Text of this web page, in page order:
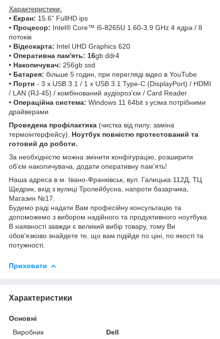
Характеристики:
• Екран: 15.6” FullHD ips
• Процесор: Intel® Core™ i5-8265U 1.60-3.9 GHz 4 ядра / 8
потоків
• Відеокарта: Intel UHD Graphics 620
• Оперативна пам'ять: 16gb ddr4
• Накопичувач: 256gb ssd
• Батарея: більше 5 годин, при перегляді відео в YouTube
• Порти - 3 x USB 3.1 / 1 x USB 3.1 Type-C (DisplayPort) / HDMI
/ LAN (RJ-45) / комбінований аудіороз'єм / Card Reader
• Операційна система: Windows 11 64bit з усіма потрібними
драйверами
Проведена профілактика (чистка від пилу, заміна
термоінтерфейсу). Ноутбук повністю протестований та
готовий до роботи.
За необхідністю можна змінити конфігурацію, розширити
об’єм накопичувача, додати оперативну пам’ять!
Наша адреса в м. Івано-Франківськ, вул. Галицька 112Д, ТЦ
Щедрик, вхід з вулиці Тролейбусна, напроти базарчика,
Магазин №17.
Будемо раді надати Вам професійну консультацію та
допоможемо з вибором надійного та продуктивного ноутбука.
В наявності завжди є великий вибір товару, тому Ви
обов’язково знайдете те, що вам підійде по ціні, по якості та
потужності.
Приховати
Характеристики
Основні
Виробник
Dell